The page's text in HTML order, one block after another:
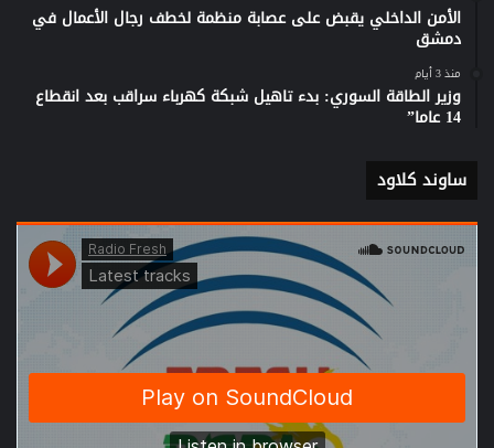
الأمن الداخلي يقبض على عصابة منظمة لخطف رجال الأعمال في
دمشق
منذ 3 أيام
وزير الطاقة السوري: بدء تاهيل شبكة كهرباء سراقب بعد انقطاع
14 عاما”
ساوند كلاود